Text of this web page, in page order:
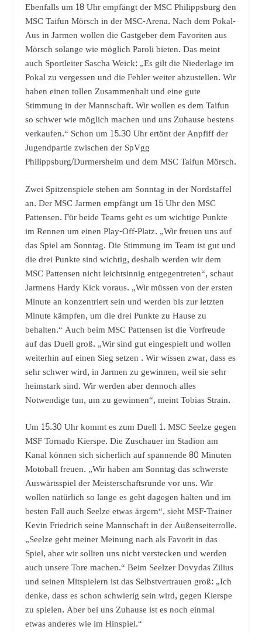
Ebenfalls um 18 Uhr empfängt der MSC Philippsburg den
MSC Taifun Mörsch in der MSC-Arena. Nach dem Pokal-
Aus in Jarmen wollen die Gastgeber dem Favoriten aus
Mörsch solange wie möglich Paroli bieten. Das meint
auch Sportleiter Sascha Weick: „Es gilt die Niederlage im
Pokal zu vergessen und die Fehler weiter abzustellen. Wir
haben einen tollen Zusammenhalt und eine gute
Stimmung in der Mannschaft. Wir wollen es dem Taifun
so schwer wie möglich machen und uns Zuhause bestens
verkaufen.“ Schon um 15.30 Uhr ertönt der Anpfiff der
Jugendpartie zwischen der SpVgg
Philippsburg/Durmersheim und dem MSC Taifun Mörsch.
Zwei Spitzenspiele stehen am Sonntag in der Nordstaffel
an. Der MSC Jarmen empfängt um 15 Uhr den MSC
Pattensen. Für beide Teams geht es um wichtige Punkte
im Rennen um einen Play-Off-Platz. „Wir freuen uns auf
das Spiel am Sonntag. Die Stimmung im Team ist gut und
die drei Punkte sind wichtig, deshalb werden wir dem
MSC Pattensen nicht leichtsinnig entgegentreten“, schaut
Jarmens Hardy Kick voraus. „Wir müssen von der ersten
Minute an konzentriert sein und werden bis zur letzten
Minute kämpfen, um die drei Punkte zu Hause zu
behalten.“ Auch beim MSC Pattensen ist die Vorfreude
auf das Duell groß. „Wir sind gut eingespielt und wollen
weiterhin auf einen Sieg setzen . Wir wissen zwar, dass es
sehr schwer wird, in Jarmen zu gewinnen, weil sie sehr
heimstark sind. Wir werden aber dennoch alles
Notwendige tun, um zu gewinnen“, meint Tobias Strain.
Um 15.30 Uhr kommt es zum Duell 1. MSC Seelze gegen
MSF Tornado Kierspe. Die Zuschauer im Stadion am
Kanal können sich sicherlich auf spannende 80 Minuten
Motoball freuen. „Wir haben am Sonntag das schwerste
Auswärtsspiel der Meisterschaftsrunde vor uns. Wir
wollen natürlich so lange es geht dagegen halten und im
besten Fall auch Seelze etwas ärgern“, sieht MSF-Trainer
Kevin Friedrich seine Mannschaft in der Außenseiterrolle.
„Seelze geht meiner Meinung nach als Favorit in das
Spiel, aber wir sollten uns nicht verstecken und werden
auch unsere Tore machen.“ Beim Seelzer Dovydas Zilius
und seinen Mitspielern ist das Selbstvertrauen groß: „Ich
denke, dass es schon schwierig sein wird, gegen Kierspe
zu spielen. Aber bei uns Zuhause ist es noch einmal
etwas anderes wie im Hinspiel.“